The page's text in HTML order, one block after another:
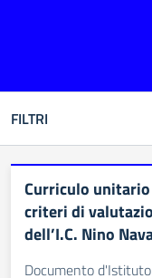
FILTRI
Curriculo
criteri di
dell’I.C. Nino
Documento